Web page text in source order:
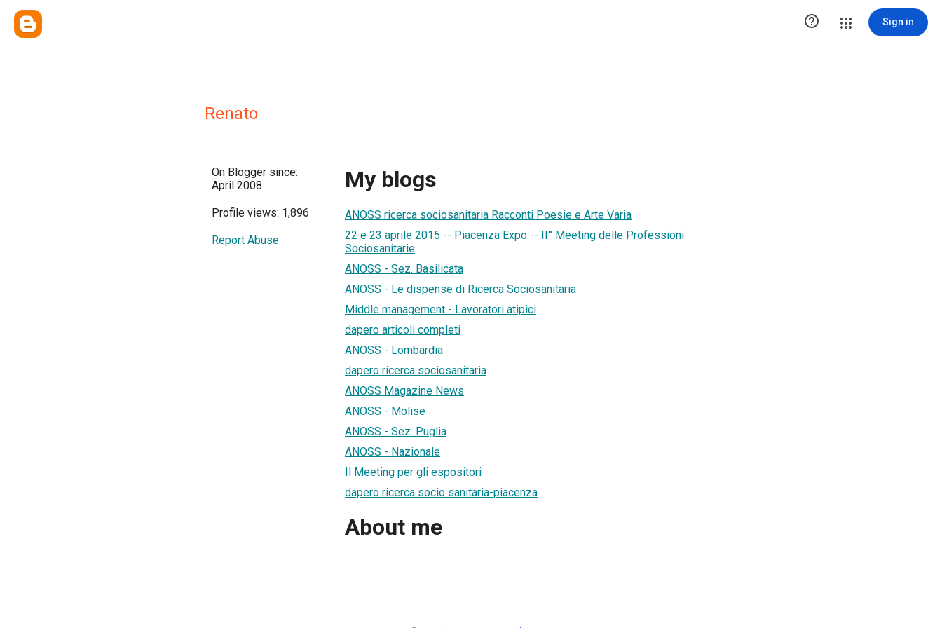
 Sign in
Renato
On Blogger since:
April 2008
Profile views: 1,896
Report Abuse
My blogs
ANOSS ricerca sociosanitaria Racconti Poesie e Arte Varia
22 e 23 aprile 2015 -- Piacenza Expo -- II° Meeting delle Professioni
Sociosanitarie
ANOSS - Sez. Basilicata
ANOSS - Le dispense di Ricerca Sociosanitaria
Middle management - Lavoratori atipici
dapero articoli completi
ANOSS - Lombardia
dapero ricerca sociosanitaria
ANOSS Magazine News
ANOSS - Molise
ANOSS - Sez. Puglia
ANOSS - Nazionale
Il Meeting per gli espositori
dapero ricerca socio sanitaria-piacenza
About me